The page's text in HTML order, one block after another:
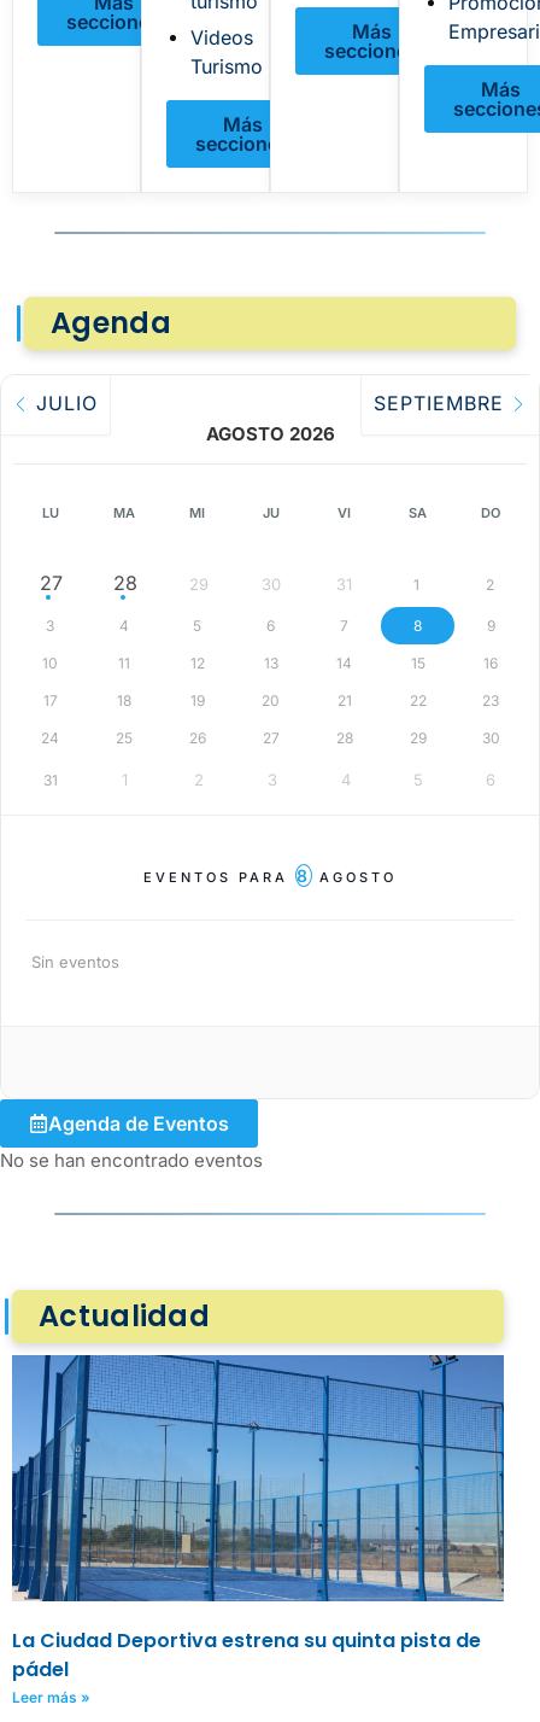
secciones
Videos
Turismo
Más
secciones
Más
secciones
Más
Agenda
JULIO
AGOSTO 2026
SEPTIEMBRE
LU MA MI JU VI SA DO
27 28 29 30 31 1 2
3 4 5 6 7 8 9
10 11 12 13 14 15 16
17 18 19 20 21 22 23
24 25 26 27 28 29 30
31 1 2 3 4 5 6
EVENTOS PARA 8 AGOSTO
Sin eventos
Agenda de Eventos
No se han encontrado eventos
Actualidad
La Ciudad Deportiva estrena su quinta pista de
pádel
Leer más »